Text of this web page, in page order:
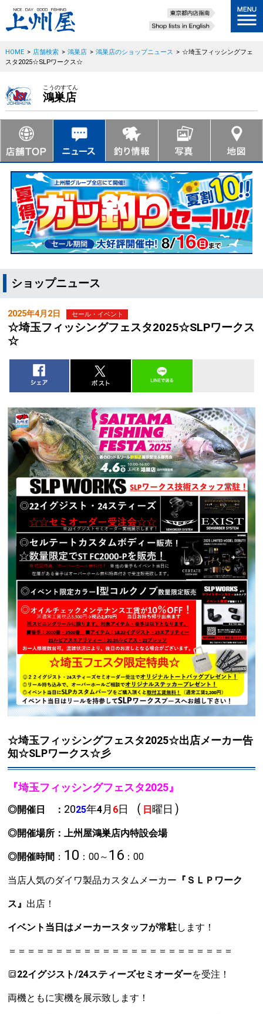
HOME > 店舗検索 > 鴻巣店 > 鴻巣店のショップニュース > ☆埼玉フィッシングフェ
スタ2025☆SLPワークス☆
こうのすてん
鴻巣店
ショップニュース
2025年4月2日 セール・イベント
☆埼玉フィッシングフェスタ2025☆SLPワークス
☆
☆埼玉フィッシングフェスタ2025☆出店メーカー告
知☆SLPワークス☆彡
『埼玉フィッシングフェスタ2025』
◎開催日 ： 2025年4 月 6日 （ 日曜日 ）
◎開催場所：上州屋鴻巣店内特設会場
◎開催時間 ： 10 ：00～ 16 ：00
当店人気のダイワ製品カスタムメーカー 『ＳＬＰワーク
ス』 出店！
イベント当日はメーカースタッフが常駐します！
＝＝＝＝＝＝＝＝＝＝＝＝＝＝＝＝＝＝＝＝＝＝＝＝
🔳22イグジスト/24スティーズセミオーダーを受注！
両機ともに実機を展示致します！